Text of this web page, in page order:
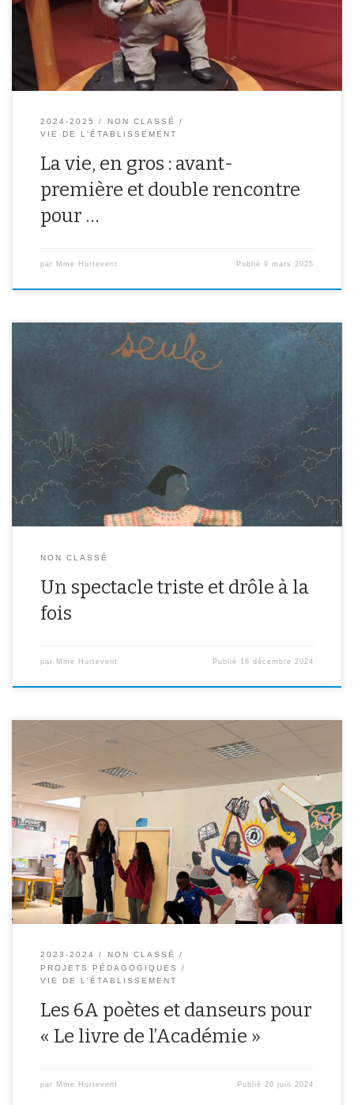
classe, nous avons lu le livre La vie , en gros de Mickaël Olivier .
Dans le livre, nous avons découvert […]
2024-2025
NON CLASSÉ
VIE DE L'ÉTABLISSEMENT
La vie, en gros : avant-
première et double rencontre
pour …
par Mme Hurtevent Publié9 mars 2025
16 décembre. C’est l’histoire de Dominique qui a tout perdu dans
sa vie : sa maison, son travail, elle est pauvre. C’est bizarre : elle a
perdu toute sa vie et elle commence à disparaître. Elle est
malheureuse. Elle […]
NON CLASSÉ
Un spectacle triste et drôle à la
fois
par Mme Hurtevent Publié 16 décembre 2024
Les élèves de 6A ont eu la chance de participer au dispositif « Le
livre de l’Académie ». Accompagnés par l’écrivain Bernard
Chambaz, ils ont composé un long poème collectif sur le thème
« Faire équipe ensemble ». Ils ont dû beaucoup lire, beaucoup
écrire et réécrire, faire des recherches sur les athlètes hors […]
2023-2024
NON CLASSÉ
PROJETS PÉDAGOGIQUES
VIE DE L'ÉTABLISSEMENT
Les 6A poètes et danseurs pour
« Le livre de l’Académie »
par Mme Hurtevent Publié 20 juin 2024